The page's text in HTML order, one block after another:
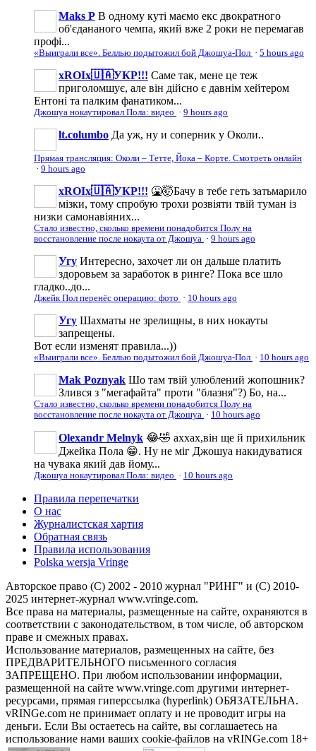
Maks P В одному куті маємо екс двократного
об'єдананого чемпа, який вже 2 роки не перемагав
профі...
«Выиграли все». Беллью подытожил бой Джошуа-Пол · 5 hours ago
xROIx🇺🇦УКР!!! Саме так, мене це теж
приголомшує, але він дійсно є давнім хейтером
Ентоні та палким фанатиком...
Джошуа нокаутировал Пола: видео · 9 hours ago
lt.columbo Да уж, ну и соперник у Околи..
Прямая трансляция: Околи – Тетте, Йока – Корте. Смотреть онлайн
· 9 hours ago
xROIx🇺🇦УКР!!! 🤮🤯Бачу в тебе геть затьмарило
мізки, тому спробую трохи розвіяти твій туман із
низки самонавіяних...
Стало известно, сколько времени понадобится Полу на
восстановление после нокаута от Джошуа · 9 hours ago
Угу Интересно, захочет ли он дальше платить
здоровьем за заработок в ринге? Пока все шло
гладко..до...
Джейк Пол перенёс операцию: фото · 10 hours ago
Угу Шахматы не зрелищны, в них нокауты
запрещены.
Вот если изменят правила...))
«Выиграли все». Беллью подытожил бой Джошуа-Пол · 10 hours ago
Mak Poznyak Шо там твій улюблений жопошник?
Злився з "мегафайта" проти "блазня"?) Бо, на...
Стало известно, сколько времени понадобится Полу на
восстановление после нокаута от Джошуа · 10 hours ago
Olexandr Melnyk 😂🤣 аххах,він ще й прихильник
Джейка Пола 😁. Ну не міг Джошуа накидуватися
на чувака який дав йому...
Джошуа нокаутировал Пола: видео · 10 hours ago
Правила перепечатки
О нас
Журналистская хартия
Обратная связь
Правила использования
Polska wersja Vringe
Авторское право (С) 2002 - 2010 журнал "РИНГ" и (С) 2010-
2025 интернет-журнал www.vringe.com.
Все права на материалы, размещенные на сайте, охраняются в
соответствии с законодательством, в том числе, об авторском
праве и смежных правах.
Использование материалов, размещенных на сайте, без
ПРЕДВАРИТЕЛЬНОГО письменного согласия
ЗАПРЕЩЕНО. При любом использовании информации,
размещенной на сайте www.vringe.com другими интернет-
ресурсами, прямая гиперссылка (hyperlink) ОБЯЗАТЕЛЬНА.
vRINGe.com не принимает оплату и не проводит игры на
деньги. Если Вы остаетесь на сайте, вы соглашаетесь на
использование нами ваших cookie-файлов на vRINGe.com 18+